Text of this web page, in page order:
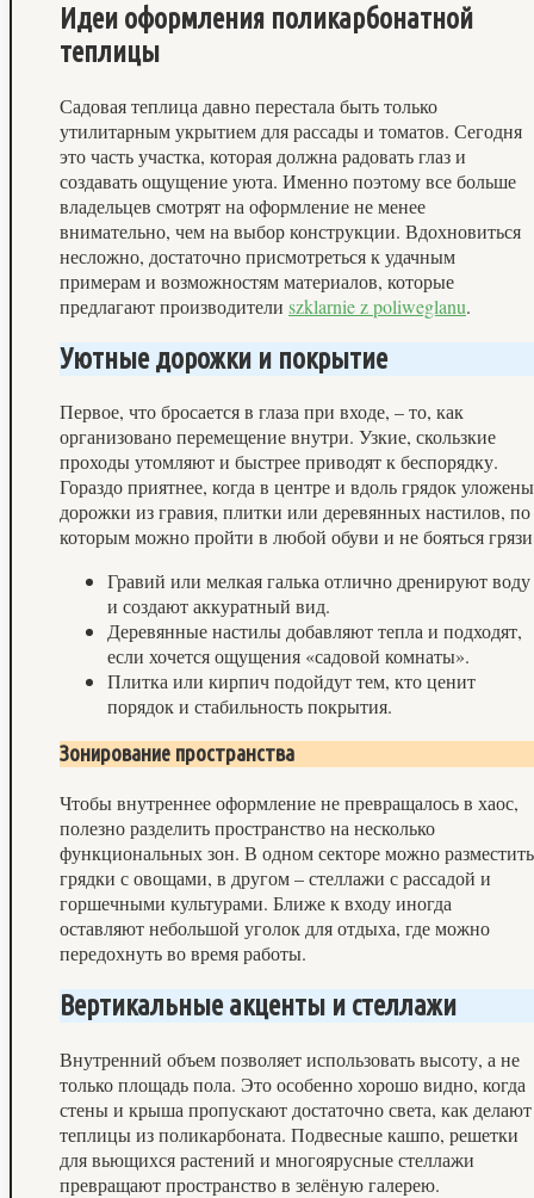
Идеи оформления поликарбонатной
теплицы
Садовая теплица давно перестала быть только
утилитарным укрытием для рассады и томатов. Сегодня
это часть участка, которая должна радовать глаз и
создавать ощущение уюта. Именно поэтому все больше
владельцев смотрят на оформление не менее
внимательно, чем на выбор конструкции. Вдохновиться
несложно, достаточно присмотреться к удачным
примерам и возможностям материалов, которые
предлагают производители szklarnie z poliweglanu.
Уютные дорожки и покрытие
Первое, что бросается в глаза при входе, – то, как
организовано перемещение внутри. Узкие, скользкие
проходы утомляют и быстрее приводят к беспорядку.
Гораздо приятнее, когда в центре и вдоль грядок уложены
дорожки из гравия, плитки или деревянных настилов, по
которым можно пройти в любой обуви и не бояться
Гравий или мелкая галька отлично дренируют воду
и создают аккуратный вид.
Деревянные настилы добавляют тепла и подходят,
если хочется ощущения «садовой комнаты».
Плитка или кирпич подойдут тем, кто ценит
порядок и стабильность покрытия.
Зонирование пространства
Чтобы внутреннее оформление не превращалось в хаос,
полезно разделить пространство на несколько
функциональных зон. В одном секторе можно разместить
грядки с овощами, в другом – стеллажи с рассадой и
горшечными культурами. Ближе к входу иногда
оставляют небольшой уголок для отдыха, где можно
передохнуть во время работы.
Вертикальные акценты и стеллажи
Внутренний объем позволяет использовать высоту, а не
только площадь пола. Это особенно хорошо видно, когда
стены и крыша пропускают достаточно света, как делают
теплицы из поликарбоната. Подвесные кашпо, решетки
для вьющихся растений и многоярусные стеллажи
превращают пространство в зелёную галерею.